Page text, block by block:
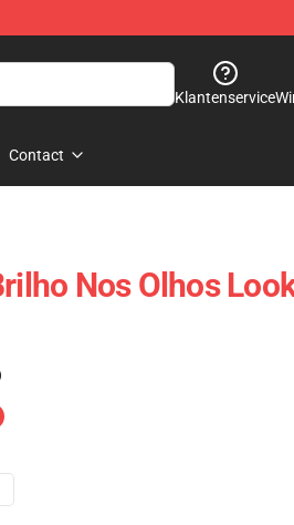
Klantenservice
Contact
Nos Olhos